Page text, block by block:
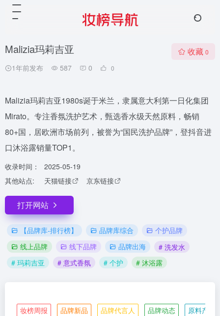
Malizia玛莉吉亚
1年前发布 587 0 0
收藏 0
Malizia玛莉吉亚1980s诞于米兰，隶属意大利第一日化集团
Mirato。专注香氛洗护艺术，甄选香水级天然原料，畅销
80+国，居欧洲市场前列，被誉为“国民洗护品牌”，登抖音进
口沐浴露销量TOP1。
收录时间：
2025-05-19
其他站点:
天猫链接 京东链接
打开网站
【品牌库-排行榜】 品牌库综合
个护品牌
线上品牌
线下品牌 品牌出海
# 洗发水
# 玛莉吉亚
# 意式香氛 # 个护 # 沐浴露
妆榜周报 品牌新品 品牌代言人 品牌动态 原料产业